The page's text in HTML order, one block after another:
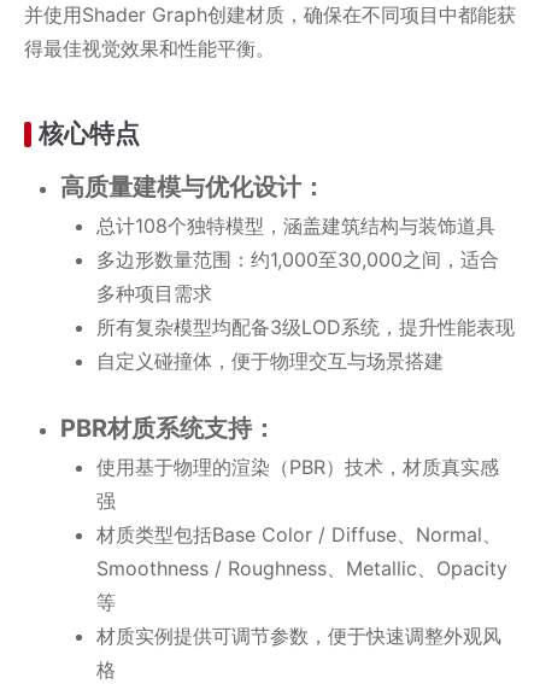
并使用Shader Graph创建材质，确保在不同项目中都能获
得最佳视觉效果和性能平衡。
核心特点
高质量建模与优化设计：
总计108个独特模型，涵盖建筑结构与装饰道具
多边形数量范围：约1,000至30,000之间，适合
多种项目需求
所有复杂模型均配备3级LOD系统，提升性能表现
自定义碰撞体，便于物理交互与场景搭建
PBR材质系统支持：
使用基于物理的渲染（PBR）技术，材质真实感
强
材质类型包括Base Color / Diffuse、Normal、
Smoothness / Roughness、Metallic、Opacity
等
材质实例提供可调节参数，便于快速调整外观风
格